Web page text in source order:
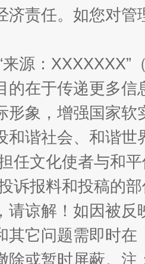
地、白藏房 除
济责任。如您对
来源：
的在于传递更多
形象，增强国家
和谐社会、和谐
任文化使者与和
诉报料和投稿的
请谅解！如因被
其它问题需即时在
除或暂时屏蔽。